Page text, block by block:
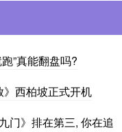
”真能翻盘吗?
西柏坡正式开机
门》排在第三, 你在追